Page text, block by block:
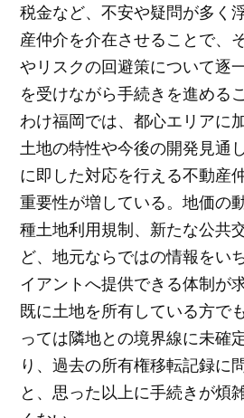
税金など、不安や疑問が多く
産仲介を介在させることで、
やリスクの回避策について逐
を受けながら手続きを進める
わけ福岡では、都心エリアに
土地の特性や今後の開発見通
に即した対応を行える不動産
重要性が増している。地価の
種土地利用規制、新たな公共
ど、地元ならではの情報をい
イアントへ提供できる体制が
既に土地を所有している方で
っては隣地との境界線に未確
り、過去の所有権移転記録に
と、思った以上に手続きが煩